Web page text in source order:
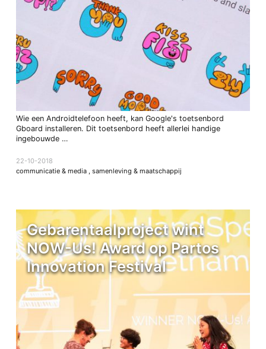
Wie een Androidtelefoon heeft, kan Google's toetsenbord
Gboard installeren. Dit toetsenbord heeft allerlei handige
ingebouwde …
22-10-2018
communicatie & media , samenleving & maatschappij
Gebarentaalproject wint
NOW-Us! Award op Partos
Innovation Festival